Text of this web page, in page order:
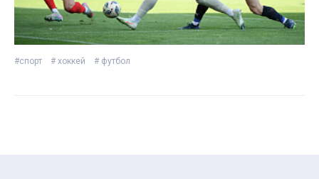
#спорт # хоккей # футбол